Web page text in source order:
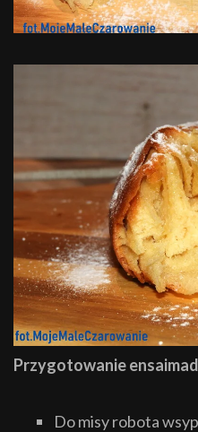
Przygotowanie
Do misy robota